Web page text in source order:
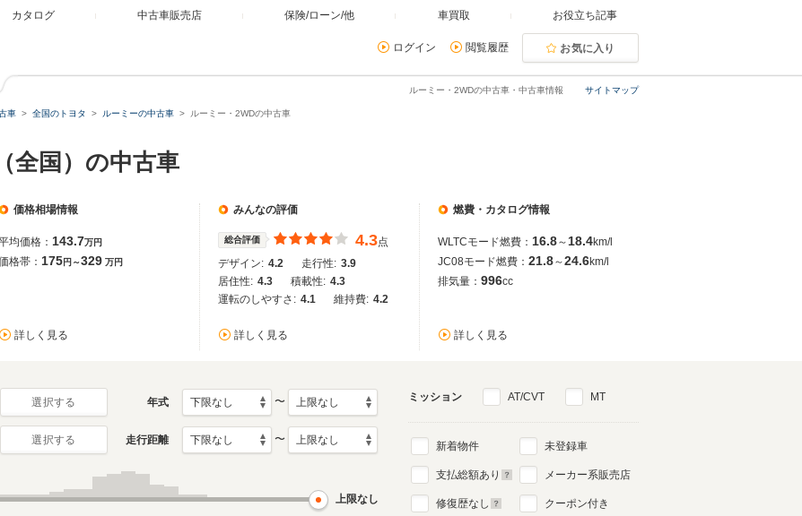
カタログ 中古車販売店 保険/ローン/他 車買取 お役立ち記事
ログイン 閲覧履歴 お気に入り
サイトマップ
ルーミー・2WDの中古車・中古車情報
車 全国のトヨタ ルーミーの中古車 ルーミー・2WDの中古車
全国）の中古車
価格相場情報
均価格： 143.7万円
格帯： 175円～329 万円
詳しく見る
みんなの評価
総合評価 4.3点
デザイン: 4.2 走行性: 3.9
居住性: 4.3 積載性: 4.3
運転のしやすさ: 4.1 維持費: 4.2
詳しく見る
燃費・カタログ情報
WLTCモード燃費： 16.8～ 18.4km/l
JC08モード燃費： 21.8～24.6km/l
排気量： 996cc
詳しく見る
選択する 年式 〜
選択する 走行距離 〜
上限なし
ミッション AT/CVT MT
新着物件
支払総額あり
修復歴なし
未登録車
メーカー系販売店
クーポン付き